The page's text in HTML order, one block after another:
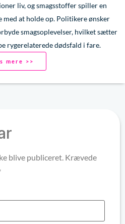
liv, og smagsstoffer spiller en
at holde op. Politikere ønsker
smagsoplevelser, hvilket sætter
rygerelaterede dødsfald i fare.
mere >>
blive publiceret. Krævede